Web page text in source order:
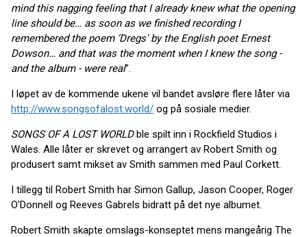
mind this nagging feeling that I already knew what the opening
line should be… as soon as we finished recording I
remembered the poem ‘Dregs' by the English poet Ernest
Dowson… and that was the moment when I knew the song -
and the album - were real".
I løpet av de kommende ukene vil bandet avsløre flere låter via
http://www.songsofalost.world/ og på sosiale medier.
SONGS OF A LOST WORLDble spilt inn i Rockfield Studios i
Wales. Alle låter er skrevet og arrangert av Robert Smith og
produsert samt mikset av Smith sammen med Paul Corkett.
I tillegg til Robert Smith har Simon Gallup, Jason Cooper, Roger
O'Donnell og Reeves Gabrels bidratt på det nye albumet.
Robert Smith skapte omslags-konseptet mens mangeårig The